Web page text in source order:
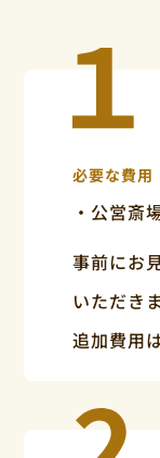
必要な費用
・公営斎
事前にお
いただき
追加費用